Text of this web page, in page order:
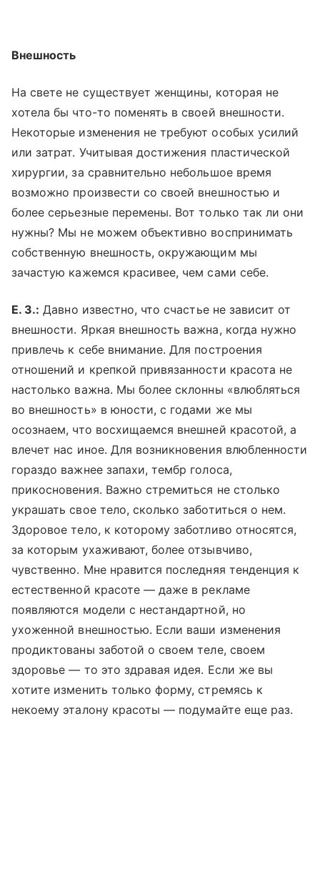
Внешность
На свете не существует женщины, которая не
хотела бы что-то поменять в своей внешности.
Некоторые изменения не требуют особых усилий
или затрат. Учитывая достижения пластической
хирургии, за сравнительно небольшое время
возможно произвести со своей внешностью и
более серьезные перемены. Вот только так ли они
нужны? Мы не можем объективно воспринимать
собственную внешность, окружающим мы
зачастую кажемся красивее, чем сами себе.
Е. З.: Давно известно, что счастье не зависит от
внешности. Яркая внешность важна, когда нужно
привлечь к себе внимание. Для построения
отношений и крепкой привязанности красота не
настолько важна. Мы более склонны «влюбляться
во внешность» в юности, с годами же мы
осознаем, что восхищаемся внешней красотой, а
влечет нас иное. Для возникновения влюбленности
гораздо важнее запахи, тембр голоса,
прикосновения. Важно стремиться не столько
украшать свое тело, сколько заботиться о нем.
Здоровое тело, к которому заботливо относятся,
за которым ухаживают, более отзывчиво,
чувственно. Мне нравится последняя тенденция к
естественной красоте — даже в рекламе
появляются модели с нестандартной, но
ухоженной внешностью. Если ваши изменения
продиктованы заботой о своем теле, своем
здоровье — то это здравая идея. Если же вы
хотите изменить только форму, стремясь к
некоему эталону красоты — подумайте еще раз.